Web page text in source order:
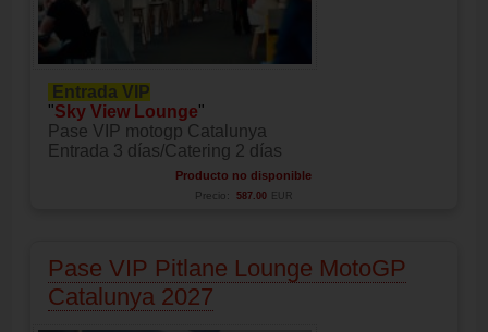
Entrada VIP
"Sky View Lounge"
Pase VIP motogp Catalunya
Entrada 3 días/Catering 2 días
Producto no disponible
Precio: 587.00 EUR
Pase VIP Pitlane Lounge MotoGP
Catalunya 2027